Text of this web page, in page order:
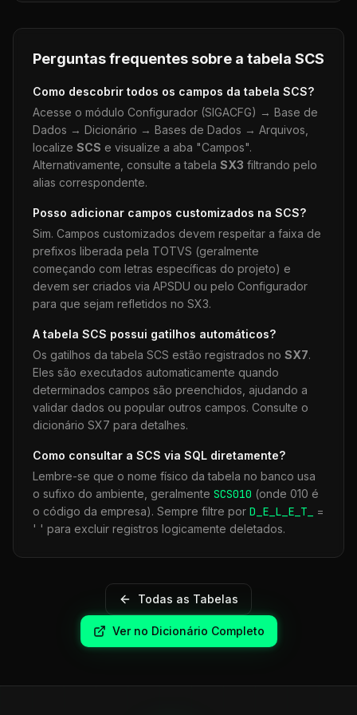
Perguntas frequentes sobre a tabela SCS
Como descobrir todos os campos da tabela SCS?
Acesse o módulo Configurador (SIGACFG) → Base de
Dados → Dicionário → Bases de Dados → Arquivos,
localize SCS e visualize a aba "Campos".
Alternativamente, consulte a tabela SX3 filtrando pelo
alias correspondente.
Posso adicionar campos customizados na SCS?
Sim. Campos customizados devem respeitar a faixa de
prefixos liberada pela TOTVS (geralmente
começando com letras específicas do projeto) e
devem ser criados via APSDU ou pelo Configurador
para que sejam refletidos no SX3.
A tabela SCS possui gatilhos automáticos?
Os gatilhos da tabela SCS estão registrados no SX7.
Eles são executados automaticamente quando
determinados campos são preenchidos, ajudando a
validar dados ou popular outros campos. Consulte o
dicionário SX7 para detalhes.
Como consultar a SCS via SQL diretamente?
Lembre-se que o nome físico da tabela no banco usa
o sufixo do ambiente, geralmente SCS010 (onde 010 é
o código da empresa). Sempre filtre por D_E_L_E_T_
=
' ' para excluir registros logicamente deletados.
Todas as Tabelas
Ver no Dicionário Completo